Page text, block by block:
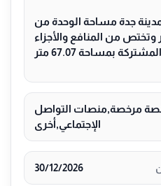
جدة مساحة الوحدة من
32.87 متر وتختص من المنافع والأجزاء
المشتركة بمساحة 67.07 متر
مرخصة,منصات التواصل
الإجتماعي,أخرى
30/12/2026